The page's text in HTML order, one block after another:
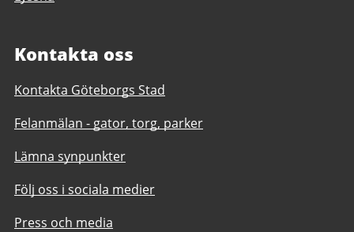
Kontakta oss
Kontakta Göteborgs Stad
Felanmälan - gator, torg, parker
Lämna synpunkter
Följ oss i sociala medier
Press och media